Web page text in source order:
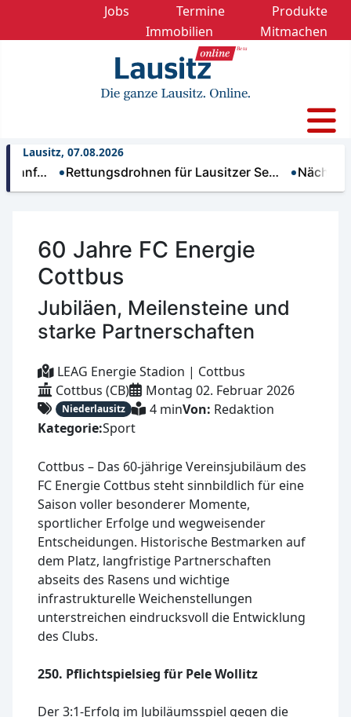
Jobs Termine
Produkte
Immobilien
Mitmachen
Lausitz, 07.08.2026
Rettungsdrohnen für Lausitzer Se… Nächtliche
60 Jahre FC Energie
Cottbus
Jubiläen, Meilensteine und
starke Partnerschaften
LEAG Energie Stadion | Cottbus
Cottbus (CB)
Montag 02. Februar 2026
Niederlausitz 4 minVon: Redaktion
Kategorie:Sport
Cottbus – Das 60-jährige Vereinsjubiläum des
FC Energie Cottbus steht sinnbildlich für eine
Saison voller besonderer Momente,
sportlicher Erfolge und wegweisender
Entscheidungen. Historische Bestmarken auf
dem Platz, langfristige Partnerschaften
abseits des Rasens und wichtige
infrastrukturelle Weichenstellungen
unterstreichen eindrucksvoll die Entwicklung
des Clubs.
250. Pflichtspielsieg für Pele Wollitz
Der 3:1-Erfolg im Jubiläumsspiel gegen die